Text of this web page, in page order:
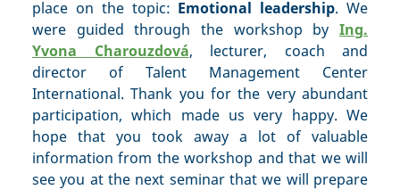
place on the topic: Emotional leadership. We
were guided through the workshop by Ing.
Yvona Charouzdová, lecturer, coach and
director of Talent Management Center
International. Thank you for the very abundant
participation, which made us very happy. We
hope that you took away a lot of valuable
information from the workshop and that we will
see you at the next seminar that we will prepare